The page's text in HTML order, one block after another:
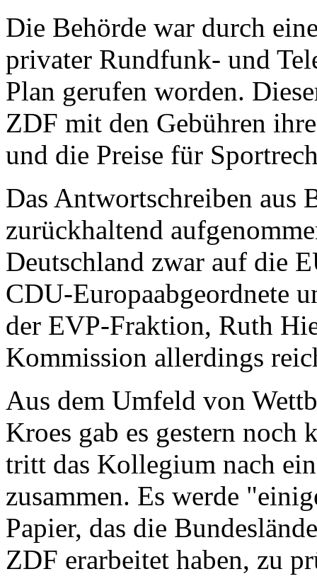
Die Behörde war durch
privater Rundfunk- und
Plan gerufen worden.
ZDF mit den Gebühren
und die Preise für
Das Antwortschreiben aus
zurückhaltend
Deutschland zwar auf die
CDU-Europaabgeordnete
der EVP-Fraktion, Ruth
Kommission allerdings
Aus dem Umfeld von
Kroes gab es gestern noch
tritt das Kollegium nach
zusammen. Es werde
Papier, das die
ZDF erarbeitet haben, zu